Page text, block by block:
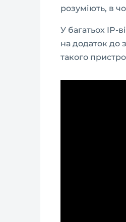
розуміють, в
У багатьох IP-
на додаток до
такого